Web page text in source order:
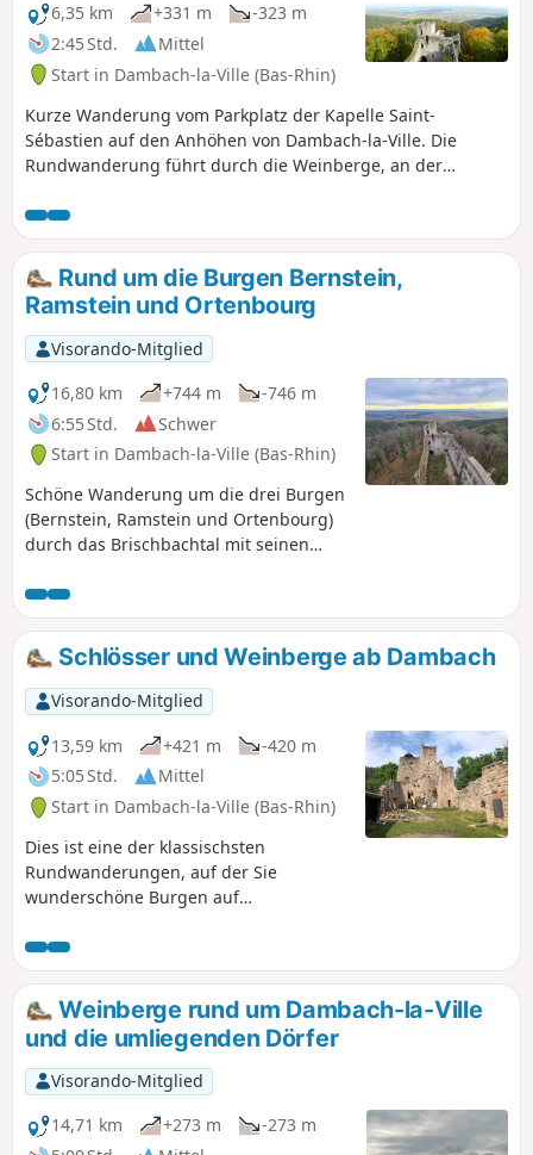
6,35 km
+331 m
-323 m
2:45 Std.
Mittel
Start in Dambach-la-Ville (Bas-Rhin)
Kurze Wanderung vom Parkplatz der Kapelle Saint-
Sébastien auf den Anhöhen von Dambach-la-Ville. Die
Rundwanderung führt durch die Weinberge, an der
kann in beide Richtungen begangen werden. Entlang der
gesamten Strecke hat man einen schönen Blick auf die
Weinberge, Dambach-la-Ville, die elsässische Ebene und
den Schwarzwald. Unterwegs gibt es Bänke und Tische, an
denen man eine Pause einlegen kann. Eine Variante
zwischen dem Schloss und der Kapelle führt über die
Kreuzung Kasmarkt.
Rund um die Burgen Bernstein,
Ramstein und Ortenbourg
Visorando-Mitglied
16,80 km
+744 m
-746 m
6:55 Std.
Schwer
Start in Dambach-la-Ville (Bas-Rhin)
Schöne Wanderung um die drei Burgen
(Bernstein, Ramstein und Ortenbourg)
durch das Brischbachtal mit seinen
Schlösser und Weinberge ab Dambach
Visorando-Mitglied
13,59 km
+421 m
-420 m
5:05 Std.
Mittel
Start in Dambach-la-Ville (Bas-Rhin)
Dies ist eine der klassischsten
Rundwanderungen, auf der Sie
wunderschöne Burgen auf
einen herrlichen Blick auf die Ebene
und bei gutem Wetter sogar auf die
Alpen bieten. Auf halber Strecke können
Sie sich in der kleinen Gaststätte
Huhnelmühle in einer sehr
angenehmen Atmosphäre stärken. Der
Rückweg führt durch die Weinberge.
Weinberge rund um Dambach-la-Ville
und die umliegenden Dörfer
Visorando-Mitglied
14,71 km
+273 m
-273 m